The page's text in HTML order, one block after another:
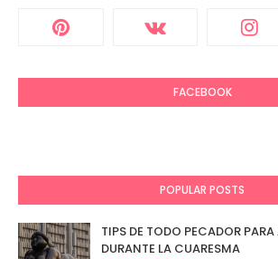
FACEBOOK
POPULAR POSTS
TIPS DE TODO PECADOR
DURANTE LA CUARESMA